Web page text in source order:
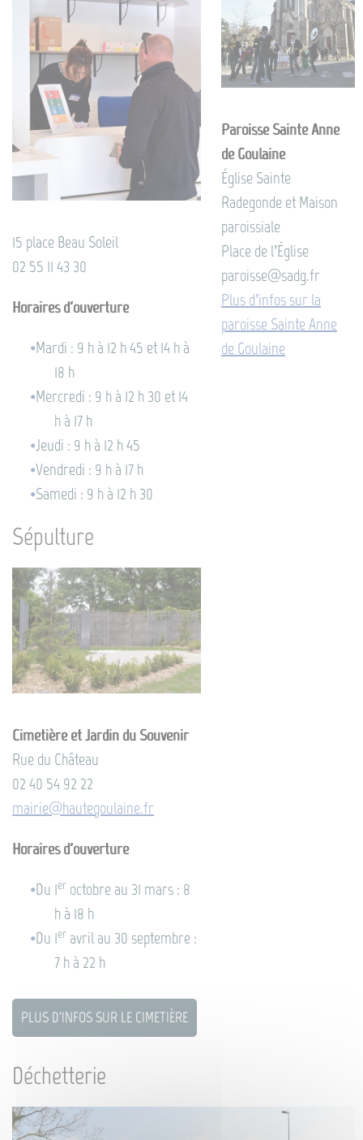
15 place Beau Soleil
02 55 11 43 30
Horaires d'ouverture
Mardi : 9 h à 12 h 45 et 14 h à
18 h
Mercredi : 9 h à 12 h 30 et 14
h à 17 h
Jeudi : 9 h à 12 h 45
Vendredi : 9 h à 17 h
Samedi : 9 h à 12 h 30
Sépulture
Cimetière et Jardin du Souvenir
Rue du Château
02 40 54 92 22
mairie@hautegoulaine.fr
Horaires d'ouverture
Du 1er octobre au 31 mars : 8
h à 18 h
Du 1er avril au 30 septembre :
7 h à 22 h
PLUS D'INFOS SUR LE CIMETIÈRE
Paroisse Sainte Anne
de Goulaine
Église Sainte
Radegonde et Maison
paroissiale
Place de l’Église
paroisse@sadg.fr
Plus d’infos sur la
paroisse Sainte Anne
de Goulaine
Déchetterie